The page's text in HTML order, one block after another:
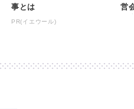
事とは
PR(イエウール)
営